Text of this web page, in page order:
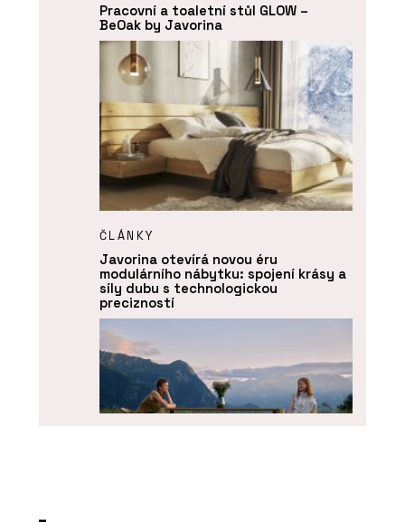
Pracovní a toaletní stůl GLOW –
BeOak by Javorina
ČLÁNKY
Javorina otevírá novou éru
modulárního nábytku: spojení krásy a
síly dubu s technologickou
precizností